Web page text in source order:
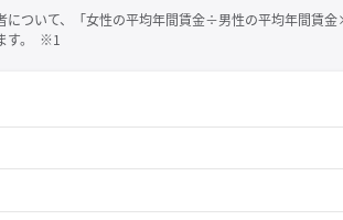
について、「女性の平均年間賃金÷男性の平均年間賃
す。 ※1